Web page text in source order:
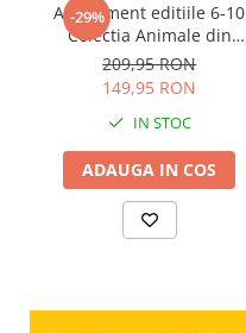
-29%
Abonament editiile 6-10
Colectia Animale din
salbaticie
209,95 RON
149,95 RON
IN STOC
ADAUGA IN COS